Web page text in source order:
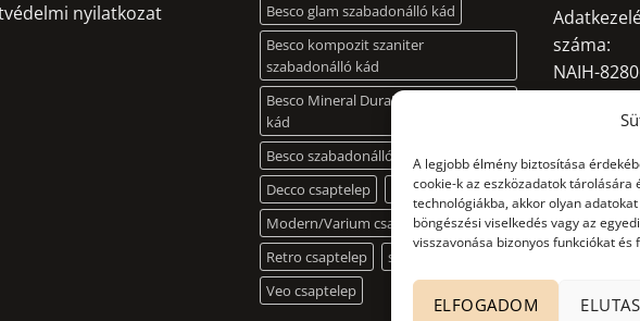
A legjobb élmény biztosítása
cookie-k az eszközadatok tárolására
technológiákba, akkor olyan
böngészési viselkedés vagy az
visszavonása bizonyos funkciókat
ELFOGADOM
nyilatkozat
Besco glam szabadonálló kád
Besco kompozit szaniter
szabadonálló kád
Besco Mineral DuraBe szabadonálló
kád
Besco szabadonálló mosdó
Decco csaptelep
Illusion csaptelep
Modern/Varium csaptelep
Retro csaptelep
slim kád
Veo csaptelep
száma:
NAIH-
+36 70
4030
132.